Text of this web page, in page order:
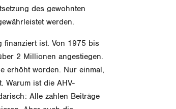
des gewohnten
werden.
finanziert ist. Von 1975 bis
2 Millionen angestiegen.
erhöht worden. Nur einmal,
Warum ist die AHV-
Alle zahlen Beiträge